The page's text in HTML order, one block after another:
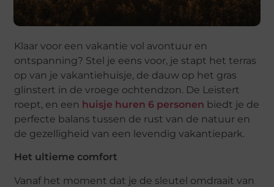
Klaar voor een vakantie vol avontuur en
ontspanning? Stel je eens voor, je stapt het terras
op van je vakantiehuisje, de dauw op het gras
glinstert in de vroege ochtendzon. De Leistert
roept, en een huisje huren 6 personen biedt je de
perfecte balans tussen de rust van de natuur en
de gezelligheid van een levendig vakantiepark.
Het ultieme comfort
Vanaf het moment dat je de sleutel omdraait van